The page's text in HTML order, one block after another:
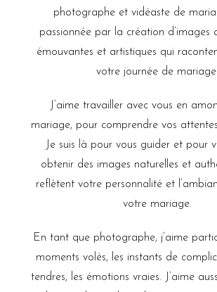
photographe et vidéaste de
passionnée par la création d’images
émouvantes et artistiques qui
votre journée de mariage.
J’aime travailler avec vous en
mariage, pour comprendre vos
Je suis là pour vous guider et pour
obtenir des images naturelles et
reflètent votre personnalité et
votre mariage.
En tant que photographe, j’aime
moments volés, les instants de
tendres, les émotions vraies. J’aime